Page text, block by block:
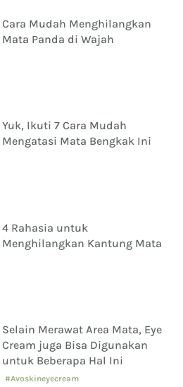
Cara Mudah Menghilangkan
Mata Panda di Wajah
Yuk, Ikuti 7 Cara Mudah
Mengatasi Mata Bengkak Ini
4 Rahasia untuk
Menghilangkan Kantung Mata
Selain Merawat Area Mata, Eye
Cream juga Bisa Digunakan
untuk Beberapa Hal Ini
#Avoskineyecream